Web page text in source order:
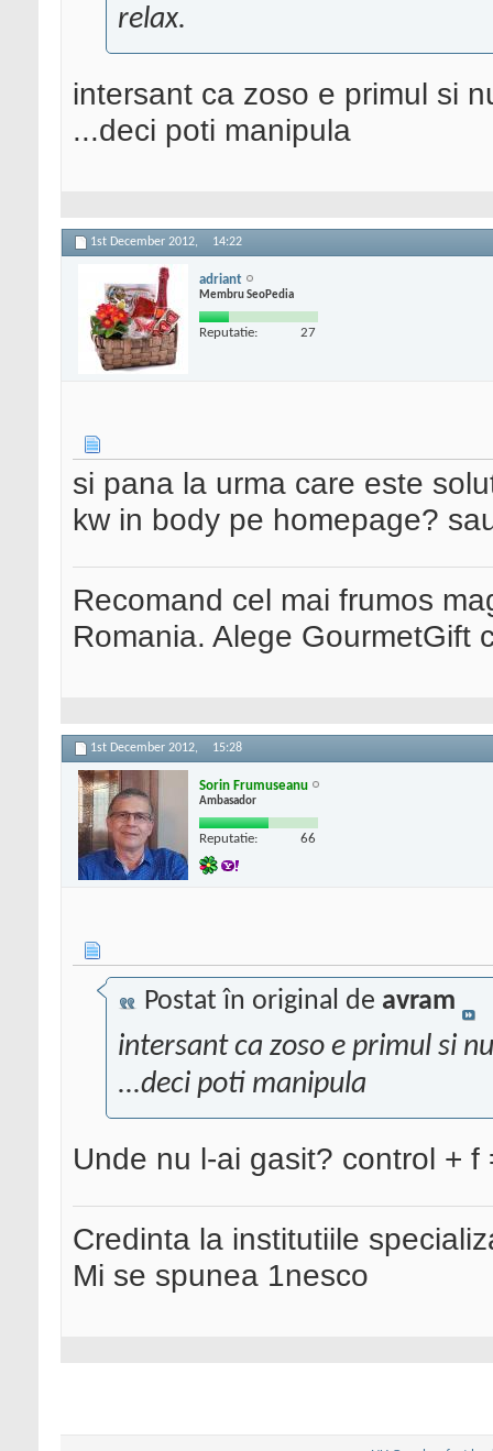
relax.
intersant ca zoso e primul si
...deci poti manipula
1st December 2012, 14:22
adriant
Membru SeoPedia
Reputatie: 27
si pana la urma care este
kw in body pe homepage?
Recomand cel mai frumos
Romania. Alege GourmetGift
1st December 2012, 15:28
Sorin Frumuseanu
Ambasador
Reputatie: 66
Postat în original de avram
intersant ca zoso e primul si
...deci poti manipula
Unde nu l-ai gasit? control +
Credinta la institutiile
Mi se spunea 1nesco